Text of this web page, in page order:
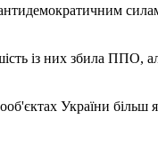
із них збила ППО,
України більш